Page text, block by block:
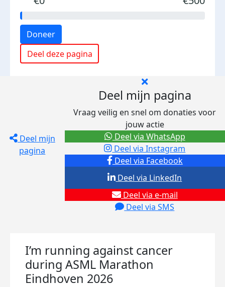
Doneer
Deel deze pagina
Deel mijn
pagina
Deel mijn pagina
Vraag veilig en snel om donaties voor
jouw actie
Deel via Facebook
Deel via Instagram
Deel via e-mail
Deel via SMS
Deel via LinkedIn
Deel via WhatsApp
I’m running against cancer
during ASML Marathon
Eindhoven 2026